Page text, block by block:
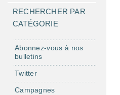
RECHERCHER PAR
CATÉGORIE
Abonnez-vous à nos
bulletins
Twitter
Campagnes